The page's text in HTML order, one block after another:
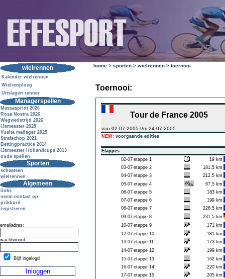
wielrennen
Kalender wielrennen
Wielrenploeg
Uitslagen renner
Managerspellen
Massasprint 2026
Rosa Nostra 2026
Wegwedstrijd 2026
IJsmeester 2025
Vuelta mañager 2025
Strafschop 2021
Bettingpractice 2014
IJsmeester Hollandcups 2013
oude spellen
Sporten
schaatsen
wielrennen
Algemeen
links
neem contact op
prikbord
registreren
emailadres:
wachtwoord:
Blijf ingelogd
home > sporten > wielrennen > toernooi
Toernooi:
Tour de France 2005
van 02-07-2005 t/m 24-07-2005
NEW: voorgaande edities
Etappes
02-07 etappe 1
19 km
03-07 etappe 2
181,5 km
04-07 etappe 3
212,5 km
05-07 etappe 4
67,5 km
06-07 etappe 5
183 km
07-07 etappe 6
199 km
08-07 etappe 7
228,5 km
09-07 etappe 8
231,5 km
10-07 etappe 9
171 km
12-07 etappe 10
181 km
13-07 etappe 11
173 km
14-07 etappe 12
199 km
15-07 etappe 13
162 km
16-07 etappe 14
220 km
17-07 etappe 15
205 km